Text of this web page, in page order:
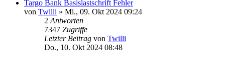
Targo Bank Basislastschrift Fehler
von Twilli » Mi., 09. Okt 2024 09:24
2 Antworten
7347 Zugriffe
Letzter Beitrag von Twilli
Do., 10. Okt 2024 08:48